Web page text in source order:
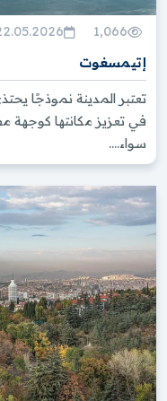
1,066
إتيمسغوت
تعتبر المدينة نموذجًا
في تعزيز مكانتها
سواء....